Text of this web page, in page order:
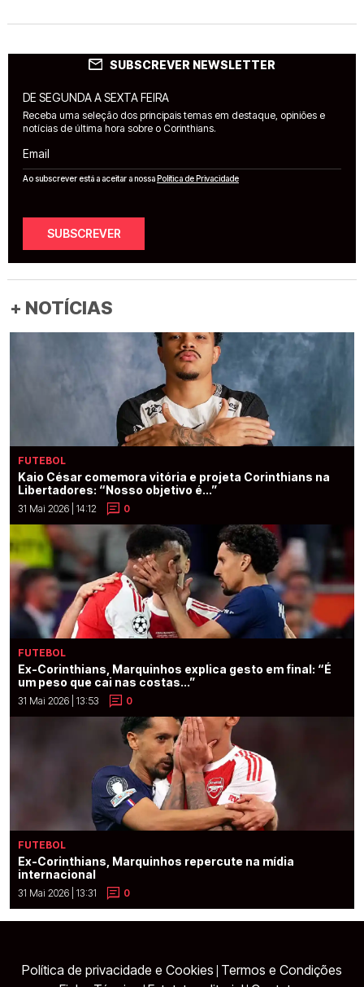
SUBSCREVER NEWSLETTER
DE SEGUNDA A SEXTA FEIRA
Receba uma seleção dos principais temas em destaque, opiniões e
notícias de última hora sobre o Corinthians.
Email
Ao subscrever está a aceitar a nossaPolítica de Privacidade
SUBSCREVER
+ NOTÍCIAS
FUTEBOL
Kaio César comemora vitória e projeta Corinthians na
Libertadores: “Nosso objetivo é...”
31 Mai 2026 | 14:12 0
FUTEBOL
Ex-Corinthians, Marquinhos explica gesto em final: “É
um peso que cai nas costas...”
31 Mai 2026 | 13:53 0
FUTEBOL
Ex-Corinthians, Marquinhos repercute na mídia
internacional
31 Mai 2026 | 13:31 0
Política de privacidade e Cookies Termos e Condições